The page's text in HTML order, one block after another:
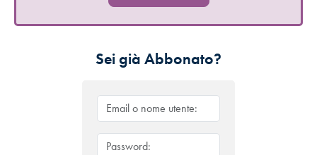
Sei già Abbonato?